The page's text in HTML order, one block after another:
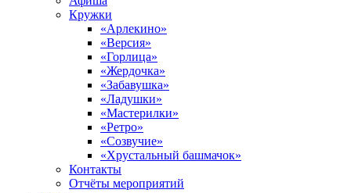
Кружки
«Арлекино»
«Версия»
«Горлица»
«Жердочка»
«Забавушка»
«Ладушки»
«Мастерилки»
«Ретро»
«Созвучие»
«Хрустальный башмачок»
Контакты
Отчёты мероприятий